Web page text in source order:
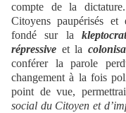
compte de la
Citoyens paupérisés
fondé sur la
répressive et la
conférer la parole
changement à la fois
point de vue,
social du Citoyen et